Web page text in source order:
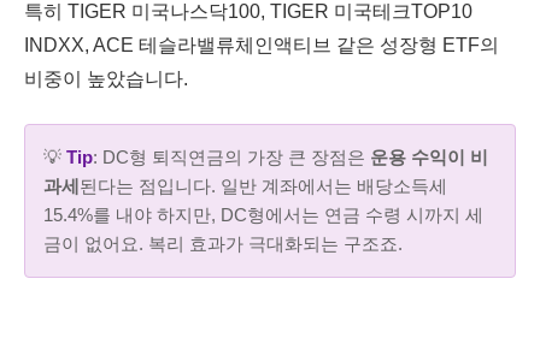
특히 TIGER 미국나스닥100, TIGER 미국테크TOP10
INDXX, ACE 테슬라밸류체인액티브 같은 성장형 ETF의
비중이 높았습니다.
💡 Tip: DC형 퇴직연금의 가장 큰 장점은 운용 수익이 비
과세 된다는 점입니다. 일반 계좌에서는 배당소득세
15.4%를 내야 하지만, DC형에서는 연금 수령 시까지 세
금이 없어요. 복리 효과가 극대화되는 구조죠.